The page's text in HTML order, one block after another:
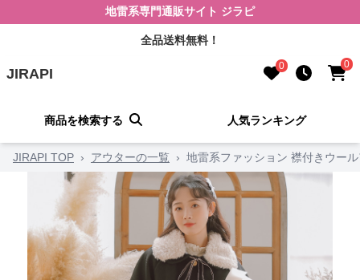
地雷系専門通販サイト ジラピ
全品送料無料！
JIRAPI 0 0
商品を検索する 人気ランキング
JIRAPI TOP › アウターの一覧 › 地雷系ファッション 襟付きウー